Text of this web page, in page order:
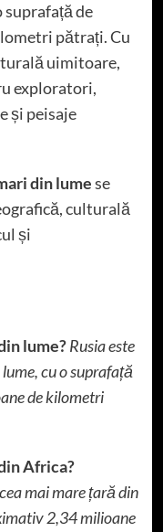
suprafață de
pătrați. Cu
uimitoare,
exploratori,
și peisaje
din lumese
culturală
și
lume? Rusia este
cu o suprafață
de kilometri
Africa?
mai mare țară din
2,34 milioane